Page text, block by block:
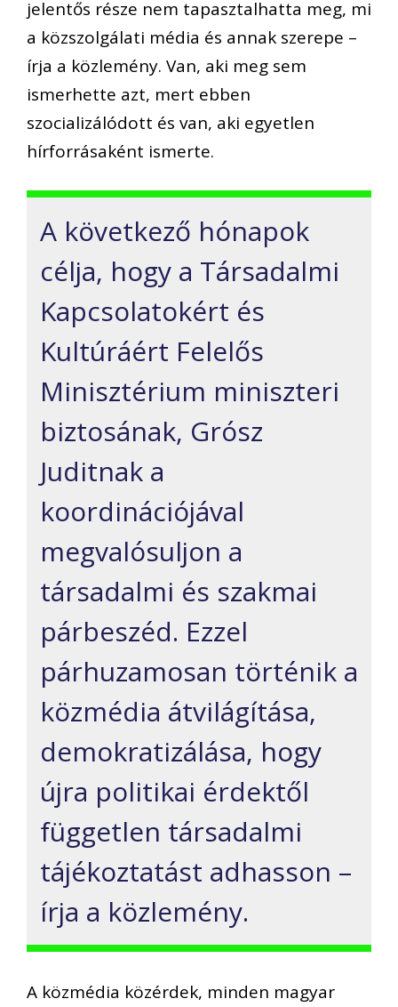
jelentős része nem tapasztalhatta meg, mi
a közszolgálati média és annak szerepe –
írja a közlemény. Van, aki meg sem
ismerhette azt, mert ebben
szocializálódott és van, aki egyetlen
hírforrásaként ismerte.
A következő hónapok
célja, hogy a Társadalmi
Kapcsolatokért és
Kultúráért Felelős
Minisztérium miniszteri
biztosának, Grósz
Juditnak a
koordinációjával
megvalósuljon a
társadalmi és szakmai
párbeszéd. Ezzel
párhuzamosan történik a
közmédia átvilágítása,
demokratizálása, hogy
újra politikai érdektől
független társadalmi
tájékoztatást adhasson –
írja a közlemény.
A közmédia közérdek, minden magyar